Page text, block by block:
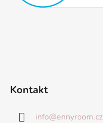
Kontakt
info@ennyroom.cz